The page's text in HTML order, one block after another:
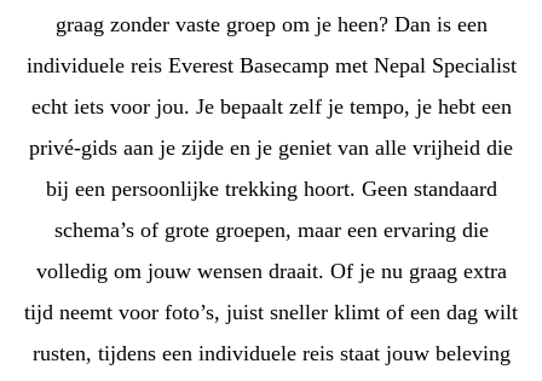
graag zonder vaste groep om je heen? Dan is een
individuele reis Everest Basecamp met Nepal Specialist
echt iets voor jou. Je bepaalt zelf je tempo, je hebt een
privé-gids aan je zijde en je geniet van alle vrijheid die
bij een persoonlijke trekking hoort. Geen standaard
schema’s of grote groepen, maar een ervaring die
volledig om jouw wensen draait. Of je nu graag extra
tijd neemt voor foto’s, juist sneller klimt of een dag wilt
rusten, tijdens een individuele reis staat jouw beleving